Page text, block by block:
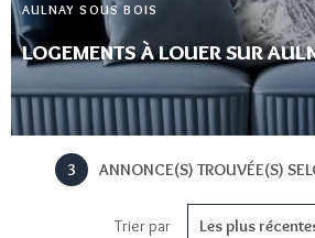
AULNAY SOUS BOIS
LOGEMENTS À LOUER SUR
3 ANNONCE(S) TROUVÉE(S)
Trier par Les plus